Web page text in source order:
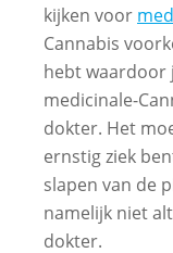
kijken voor
Cannabis
hebt waardoor
medicinale-
dokter. Het
ernstig ziek
slapen van de
namelijk niet
dokter.